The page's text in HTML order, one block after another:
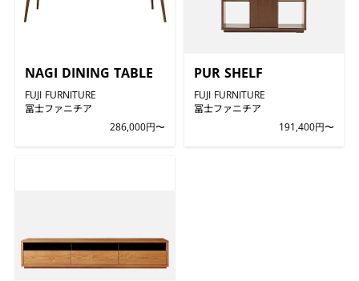
NAGI DINING TABLE
FUJI FURNITURE
冨士ファニチア
286,000円〜
PUR SHELF
FUJI FURNITURE
冨士ファニチア
191,400円〜